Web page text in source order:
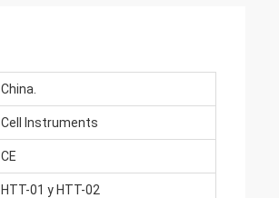
China.
Cell Instruments
CE
HTT-01 y HTT-02